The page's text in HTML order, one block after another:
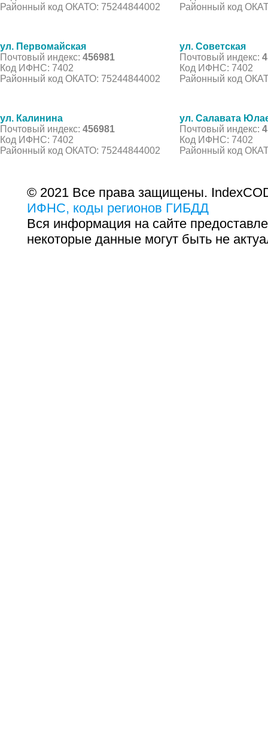
Районный код ОКАТО: 75244844002
Районный код
ул. Первомайская
Почтовый индекс: 456981
Код ИФНС: 7402
Районный код ОКАТО: 75244844002
ул. Советская
Почтовый индекс:
Код ИФНС: 7402
Районный код
ул. Калинина
Почтовый индекс: 456981
Код ИФНС: 7402
Районный код ОКАТО: 75244844002
ул. Салавата
Почтовый индекс:
Код ИФНС: 7402
Районный код
© 2021 Все права защищены.
ИФНС, коды регионов ГИБДД
Вся информация на сайте
некоторые данные могут быть не